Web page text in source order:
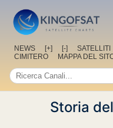
NEWS [+] [-] SATELLITI
CIMITERO
MAPPA DEL
Storia